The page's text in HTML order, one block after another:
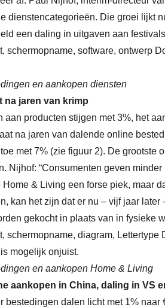
dienstencategorieën. Die groei lijkt
een daling in uitgaven aan
en aankopen diensten
na jaren van krimp
aan producten stijgen met 3%, het
na jaren van dalende online
met 7% (zie figuur 2). De
Nijhof: “Consumenten geven
& Living een forse piek, maar
kan het zijn dat er nu – vijf jaar
gekocht in plaats van in fysieke
en aankopen Home & Living
aankopen in China, daling in VS
bestedingen dalen licht met 1%